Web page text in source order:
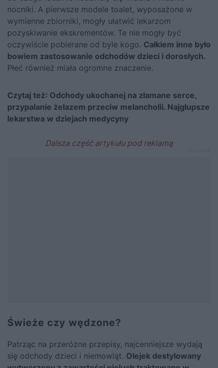
nocniki. A pierwsze modele toalet, wyposażone w
wymienne zbiorniki, mogły ułatwić lekarzom
pozyskiwanie ekskrementów. Te nie mogły być
oczywiście pobierane od byle kogo. Całkiem inne było
bowiem zastosowanie odchodów dzieci i dorosłych.
Płeć również miała ogromne znaczenie.
Czytaj też: Odchody ukochanej na złamane serce,
przypalanie żelazem przeciw melancholii. Najgłupsze
lekarstwa w dziejach medycyny
Świeże czy wędzone?
Patrząc na przeróżne przepisy, najcenniejsze wydają
się odchody dzieci i niemowląt. Olejek destylowany